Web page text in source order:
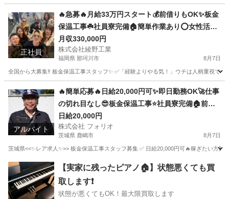
正社員
🔥急募🔥月給33万円スタート💰前借りもOK✨板金
保温工事☘️社員寮完備🏠簡単作業あり⭕️女性活躍
中👩経験問わず誰でも応募歓迎🎉
月収330,000円
株式会社綾野工業
福岡県 那珂川市 8月7日
全国から大募集‼️ 板金保温工事スタッフ✨ ✅「経験よりやる気！」ウチは人柄重視で
土木 未経験
アルバイト
🔥簡単応募🔥日給20,000円可✨即日勤務OK🚀仕事
の切れ目なし😎板金保温工事⭐️社員寮完備🏠前借
りあり💰年齢関係なく誰でも応募OK🎉
日給20,000円
株式会社 フォリオ
茨城県 鹿嶋市 8月7日
茨城県<<✨レア求人✨>> 板金保温工事スタッフ募集 ✅ 日給20,000円可🔥稼ぎたい方
茨城 鹿嶋市 軽作業 茨城 神栖市 軽作業 スタッフ
【実家に残ったピアノ🏠】状態悪くても買
取します❗️
状態が悪くてもOK！最大限買取します